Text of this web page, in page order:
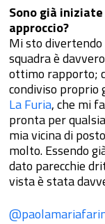
Sono già
approccio?
Mi sto
squadra è
ottimo rapporto;
condiviso proprio
La Furia, che mi
pronta per
mia vicina di
molto. Essendo
dato parecchie
vista è stata